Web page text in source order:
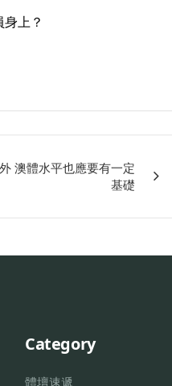
上？
澳體水平也應要有一定
基礎
Category
體壇速遞